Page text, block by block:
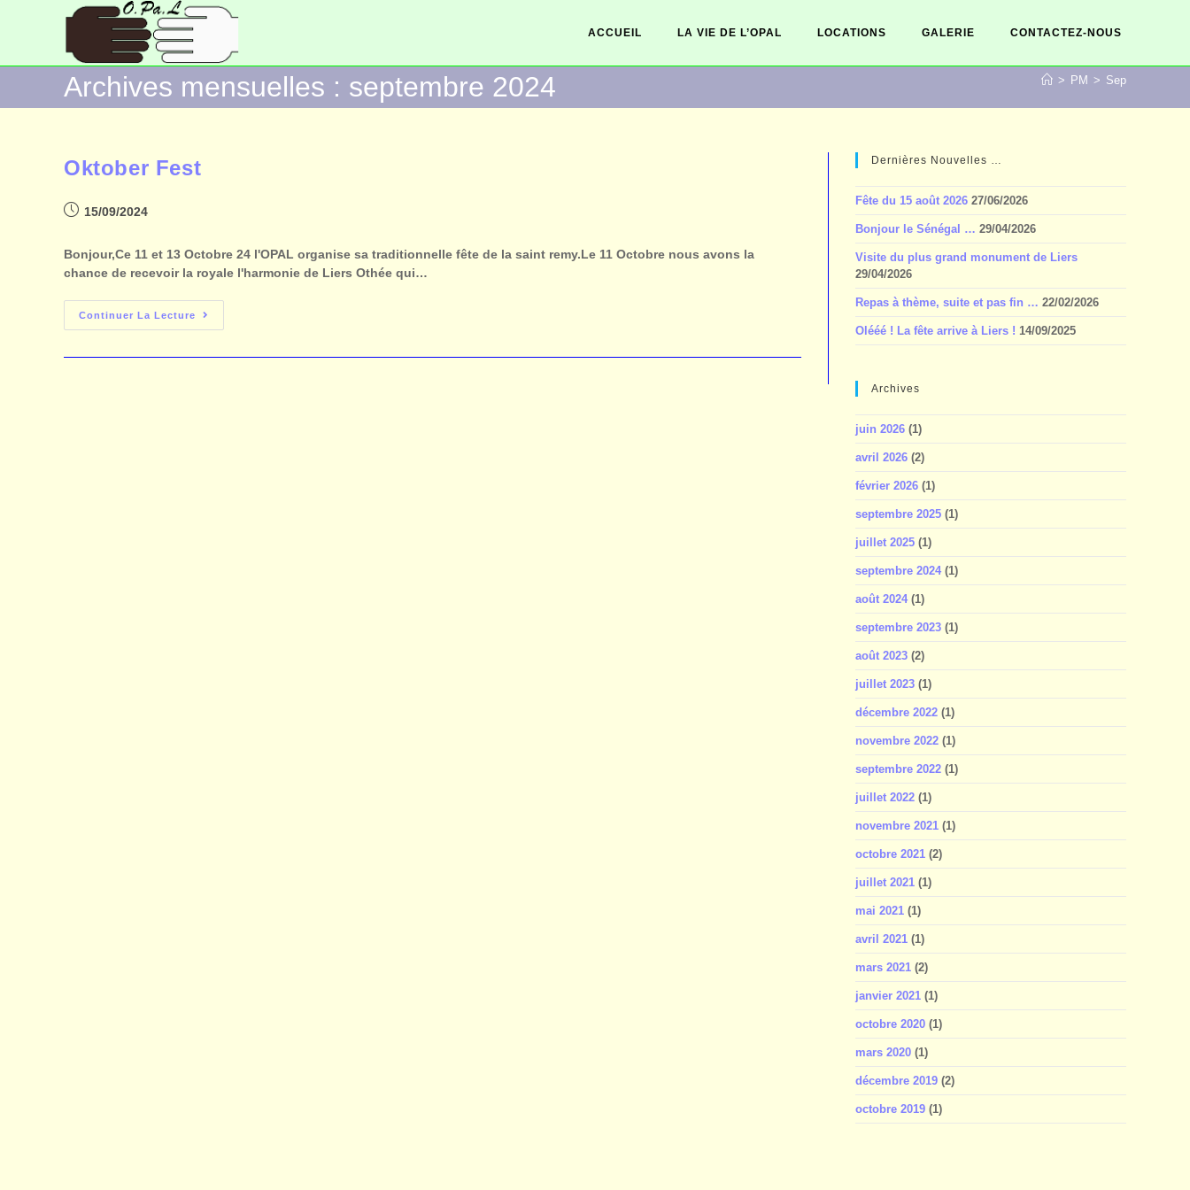
ACCUEIL LA VIE DE L’OPAL LOCATIONS GALERIE CONTACTEZ-NOUS
Archives mensuelles : septembre 2024 > PM > Sep
Oktober Fest
15/09/2024
Bonjour,Ce 11 et 13 Octobre 24 l'OPAL organise sa traditionnelle fête de la saint remy.Le 11 Octobre nous avons la
chance de recevoir la royale l'harmonie de Liers Othée qui…
Continuer La Lecture
Dernières Nouvelles …
Fête du 15 août 2026 27/06/2026
Bonjour le Sénégal … 29/04/2026
Visite du plus grand monument de Liers
29/04/2026
Repas à thème, suite et pas fin … 22/02/2026
Olééé ! La fête arrive à Liers ! 14/09/2025
Archives
juin 2026 (1)
avril 2026 (2)
février 2026 (1)
septembre 2025 (1)
juillet 2025 (1)
septembre 2024 (1)
août 2024 (1)
septembre 2023 (1)
août 2023 (2)
juillet 2023 (1)
décembre 2022 (1)
novembre 2022 (1)
septembre 2022 (1)
juillet 2022 (1)
novembre 2021 (1)
octobre 2021 (2)
juillet 2021 (1)
mai 2021 (1)
avril 2021 (1)
mars 2021 (2)
janvier 2021 (1)
octobre 2020 (1)
mars 2020 (1)
décembre 2019 (2)
octobre 2019 (1)